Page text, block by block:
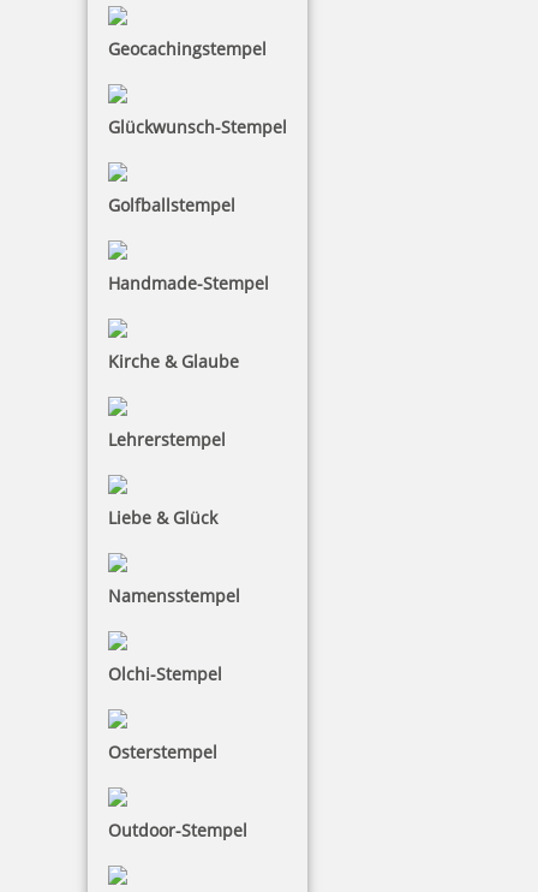
Geocachingstempel
Glückwunsch-Stempel
Golfballstempel
Handmade-Stempel
Kirche & Glaube
Lehrerstempel
Liebe & Glück
Namensstempel
Olchi-Stempel
Osterstempel
Outdoor-Stempel
Jetzt gestalten
Holzstempel Rund 55 mm Durchmesser
37,75 €
Jetzt gestalten